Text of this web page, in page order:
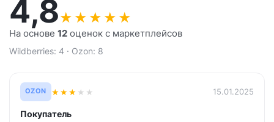
4,8★ ★ ★ ★ ★
На основе 12 оценок с маркетплейсов
Wildberries: 4 · Ozon: 8
OZON ★★★ ★ ★ 15.01.2025
Покупатель